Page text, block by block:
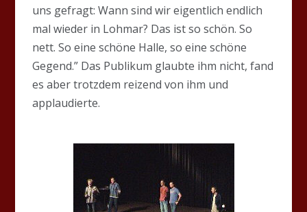
uns gefragt: Wann sind wir eigentlich endlich
mal wieder in Lohmar? Das ist so schön. So
nett. So eine schöne Halle, so eine schöne
Gegend.” Das Publikum glaubte ihm nicht, fand
es aber trotzdem reizend von ihm und
applaudierte.